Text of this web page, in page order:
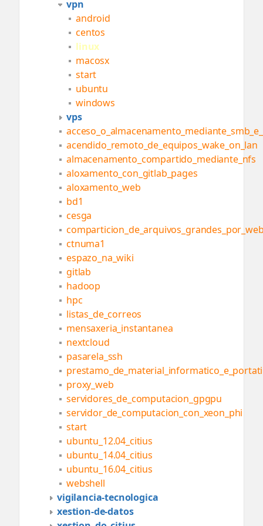
vpn
android
centos
linux
macosx
start
ubuntu
windows
vps
acendido_remoto_de_equipos_wake_on_lan
almacenamento_compartido_mediante_nfs
aloxamento_con_gitlab_pages
aloxamento_web
bd1
cesga
ctnuma1
espazo_na_wiki
gitlab
hadoop
hpc
listas_de_correos
mensaxeria_instantanea
nextcloud
pasarela_ssh
proxy_web
servidores_de_computacion_gpgpu
servidor_de_computacion_con_xeon_phi
start
ubuntu_12.04_citius
ubuntu_14.04_citius
ubuntu_16.04_citius
webshell
vigilancia-tecnologica
xestion-de-datos